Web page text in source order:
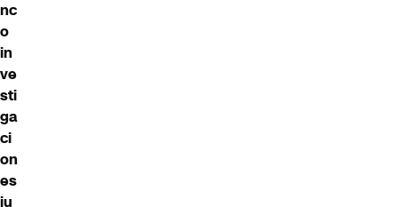
nc
o
in
ve
sti
ga
ci
on
es
ju